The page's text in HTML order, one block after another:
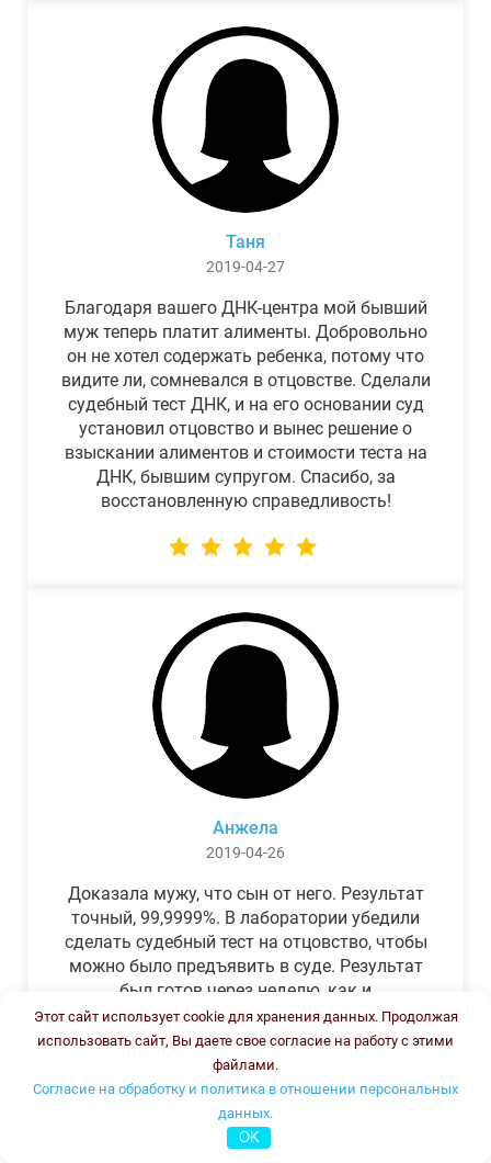
Таня
2019-04-27
Благодаря вашего ДНК-центра мой бывший
муж теперь платит алименты. Добровольно
он не хотел содержать ребенка, потому что
видите ли, сомневался в отцовстве. Сделали
судебный тест ДНК, и на его основании суд
установил отцовство и вынес решение о
взыскании алиментов и стоимости теста на
ДНК, бывшим супругом. Спасибо, за
восстановленную справедливость!
Анжела
2019-04-26
Доказала мужу, что сын от него. Результат
точный, 99,9999%. В лаборатории убедили
сделать судебный тест на отцовство, чтобы
можно было предъявить в суде. Результат
был готов через неделю, как и
обещали.Теперь муж бегает и извиняется.
Этот сайт использует cookie для хранения данных. Продолжая
использовать сайт, Вы даете свое согласие на работу с этими
файлами.
Согласие на обработку и политика в отношении персональных
данных.
OK